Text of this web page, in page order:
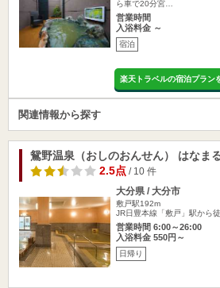
ら車で20分宮…
営業時間
入浴料金 ～
宿泊
楽天トラベルの宿泊プラン
関連情報から探す
鴛野温泉（おしのおんせん） はなま
2.5点/ 10 件
大分県 / 大分市
敷戸駅192m
JR日豊本線「敷戸」駅から
営業時間 6:00～26:00
入浴料金 550円～
日帰り